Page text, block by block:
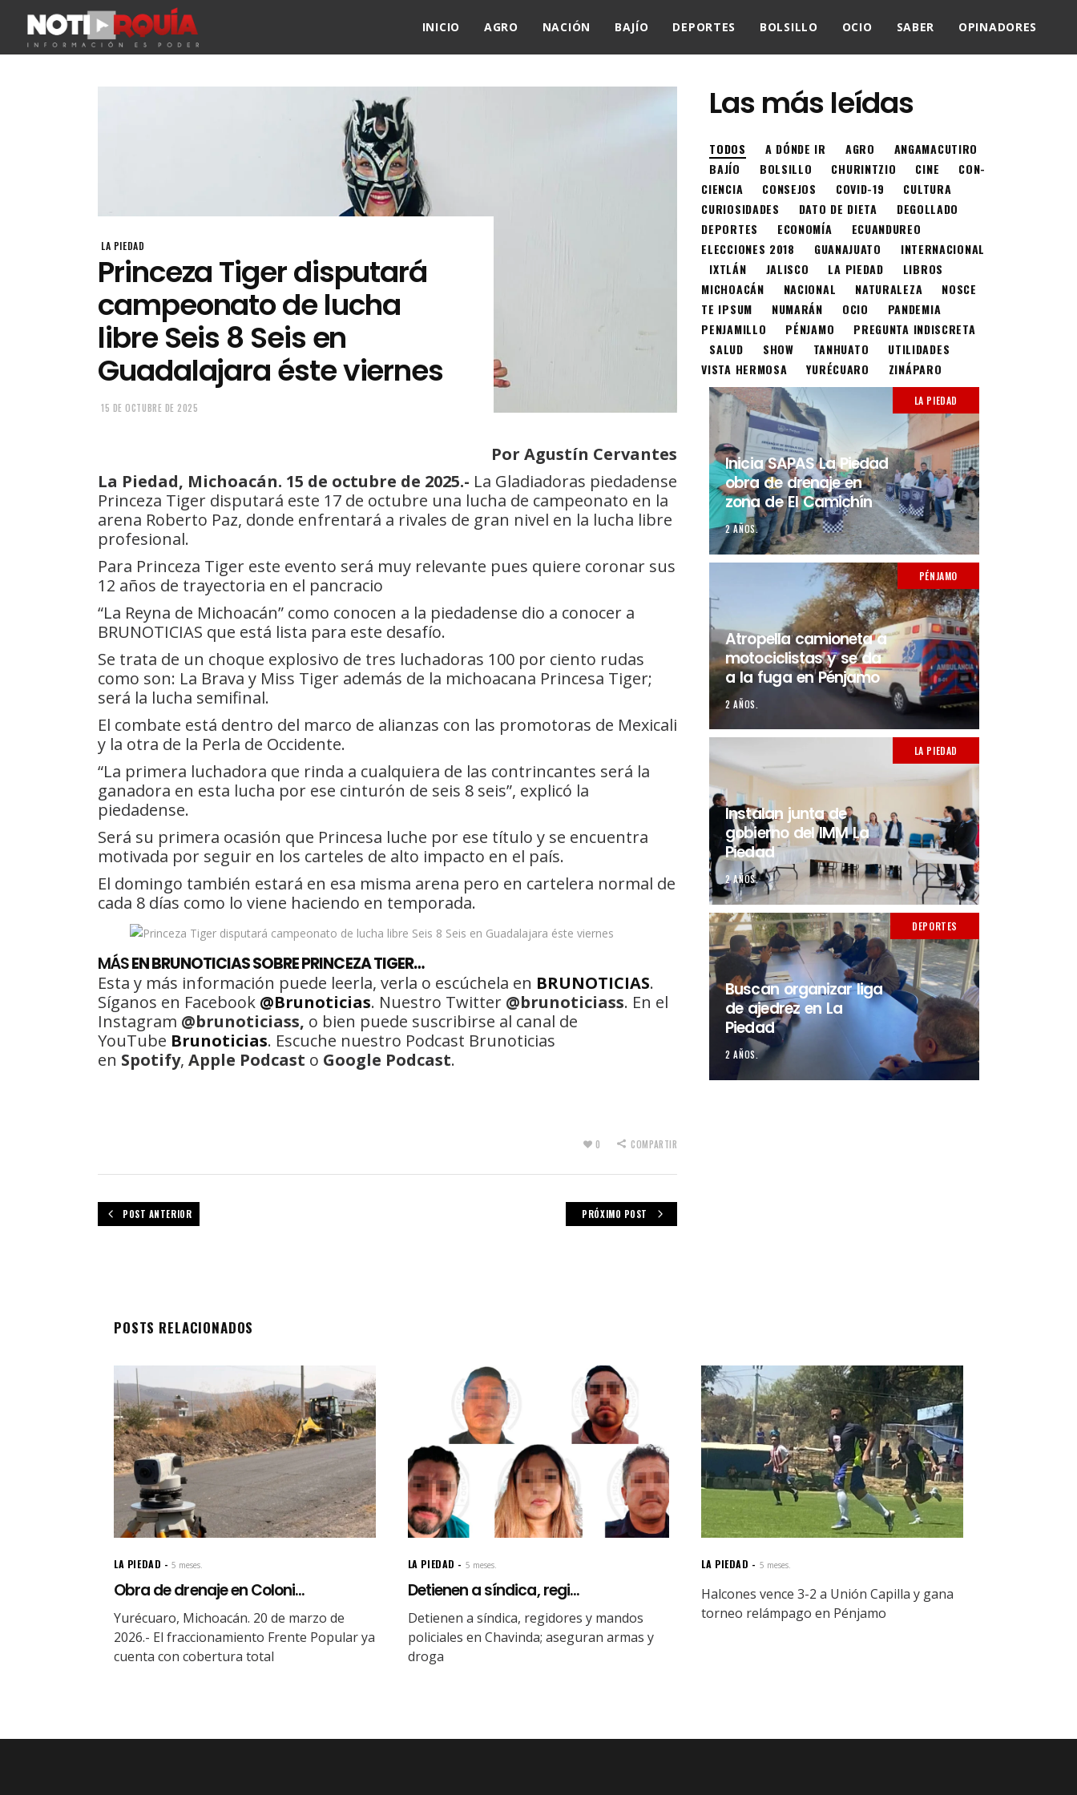
INICIO AGRO NACIÓN BAJÍO DEPORTES BOLSILLO OCIO SABER OPINADORES
LA PIEDAD
Princeza Tiger disputará
campeonato de lucha
libre Seis 8 Seis en
Guadalajara éste viernes
15 DE OCTUBRE DE 2025
Por Agustín Cervantes
La Piedad, Michoacán. 15 de octubre de 2025.- La Gladiadoras piedadense
Princeza Tiger disputará este 17 de octubre una lucha de campeonato en la
arena Roberto Paz, donde enfrentará a rivales de gran nivel en la lucha libre
profesional.
Para Princeza Tiger este evento será muy relevante pues quiere coronar sus
12 años de trayectoria en el pancracio
“La Reyna de Michoacán” como conocen a la piedadense dio a conocer a
BRUNOTICIAS que está lista para este desafío.
Se trata de un choque explosivo de tres luchadoras 100 por ciento rudas
como son: La Brava y Miss Tiger además de la michoacana Princesa Tiger;
será la lucha semifinal.
El combate está dentro del marco de alianzas con las promotoras de Mexicali
y la otra de la Perla de Occidente.
“La primera luchadora que rinda a cualquiera de las contrincantes será la
ganadora en esta lucha por ese cinturón de seis 8 seis”, explicó la
piedadense.
Será su primera ocasión que Princesa luche por ese título y se encuentra
motivada por seguir en los carteles de alto impacto en el país.
El domingo también estará en esa misma arena pero en cartelera normal de
cada 8 días como lo viene haciendo en temporada.
MÁSEN BRUNOTICIAS SOBRE PRINCEZA TIGER…
Esta y más información puede leerla, verla o escúchela en BRUNOTICIAS.
Síganos en Facebook @Brunoticias. Nuestro Twitter @brunoticiass. En el
Instagram @brunoticiass, o bien puede suscribirse al canal de
YouTube Brunoticias. Escuche nuestro Podcast Brunoticias
en Spotify, Apple Podcast o Google Podcast.
0 COMPARTIR
POST ANTERIOR PRÓXIMO POST
Las más leídas
TODOS A DÓNDE IR AGRO
ANGAMACUTIRO
BAJÍO
BOLSILLO CHURINTZIO CINE
CON-
CIENCIA
CONSEJOS COVID-19
CULTURA
CURIOSIDADES
DATO DE DIETA
DEGOLLADO
DEPORTES
ECONOMÍA
ECUANDUREO
ELECCIONES 2018
GUANAJUATO
INTERNACIONAL
IXTLÁN
JALISCO LA PIEDAD
LIBROS
MICHOACÁN
NACIONAL NATURALEZA
NOSCE
TE IPSUM
NUMARÁN OCIO
PANDEMIA
PENJAMILLO
PÉNJAMO
PREGUNTA INDISCRETA
SALUD
SHOW TANHUATO
UTILIDADES
VISTA HERMOSA
YURÉCUARO ZINÁPARO
LA PIEDAD
Inicia SAPAS La Piedad
obra de drenaje en
zona de El Camichín
2 AÑOS.
PÉNJAMO
Atropella camioneta a
motociclistas y se da
a la fuga en Pénjamo
2 AÑOS.
LA PIEDAD
Instalan junta de
gobierno del IMM La
Piedad
2 AÑOS.
DEPORTES
Buscan organizar liga
de ajedrez en La
Piedad
2 AÑOS.
POSTS RELACIONADOS
LA PIEDAD 5 meses.
Obra de drenaje en Coloni...
Yurécuaro, Michoacán. 20 de marzo de
2026.- El fraccionamiento Frente Popular ya
cuenta con cobertura total
LA PIEDAD 5 meses.
Detienen a síndica, regi...
Detienen a síndica, regidores y mandos
policiales en Chavinda; aseguran armas y
droga
LA PIEDAD 5 meses.
Halcones vence 3-2 a Unión Capilla y gana
torneo relámpago en Pénjamo